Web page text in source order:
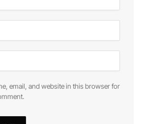
email, and website in this browser for